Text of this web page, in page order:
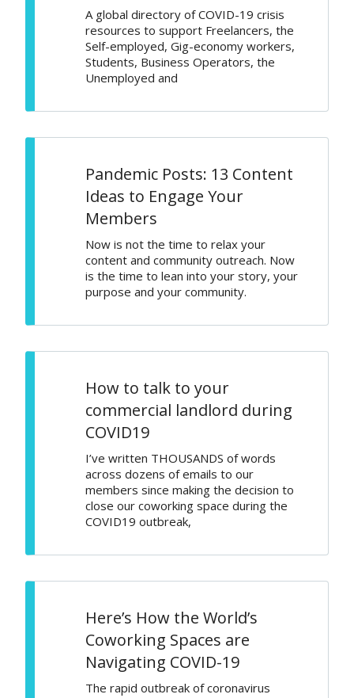
A global directory of COVID-19 crisis
resources to support Freelancers, the
Self-employed, Gig-economy workers,
Students, Business Operators, the
Unemployed and
Pandemic Posts: 13 Content
Ideas to Engage Your
Members
Now is not the time to relax your
content and community outreach. Now
is the time to lean into your story, your
purpose and your community.
How to talk to your
commercial landlord during
COVID19
I’ve written THOUSANDS of words
across dozens of emails to our
members since making the decision to
close our coworking space during the
COVID19 outbreak,
Here’s How the World’s
Coworking Spaces are
Navigating COVID-19
The rapid outbreak of coronavirus